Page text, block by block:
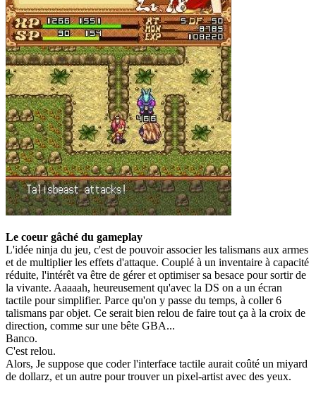
Le coeur gâché du gameplay
L'idée ninja du jeu, c'est de pouvoir associer les talismans aux armes
et de multiplier les effets d'attaque. Couplé à un inventaire à capacité
réduite, l'intérêt va être de gérer et optimiser sa besace pour sortir de
la vivante. Aaaaah, heureusement qu'avec la DS on a un écran
tactile pour simplifier. Parce qu'on y passe du temps, à coller 6
talismans par objet. Ce serait bien relou de faire tout ça à la croix de
direction, comme sur une bête GBA...
Banco.
C'est relou.
Alors, Je suppose que coder l'interface tactile aurait coûté un miyard
de dollarz, et un autre pour trouver un pixel-artist avec des yeux.